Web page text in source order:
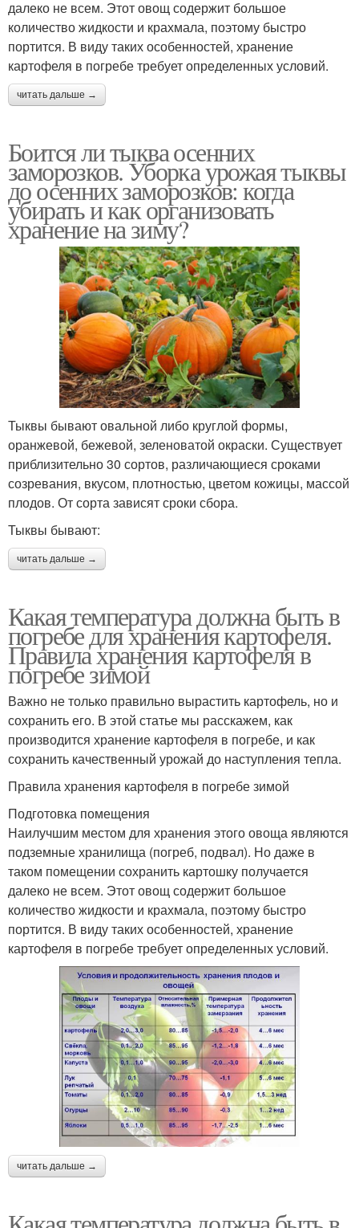
далеко не всем. Этот овощ содержит большое
количество жидкости и крахмала, поэтому быстро
портится. В виду таких особенностей, хранение
картофеля в погребе требует определенных условий.
читать дальше →
Боится ли тыква осенних
заморозков. Уборка урожая тыквы
до осенних заморозков: когда
убирать и как организовать
хранение на зиму?
Тыквы бывают овальной либо круглой формы,
оранжевой, бежевой, зеленоватой окраски. Существует
приблизительно 30 сортов, различающиеся сроками
созревания, вкусом, плотностью, цветом кожицы, массой
плодов. От сорта зависят сроки сбора.
Тыквы бывают:
читать дальше →
Какая температура должна быть в
погребе для хранения картофеля.
Правила хранения картофеля в
погребе зимой
Важно не только правильно вырастить картофель, но и
сохранить его. В этой статье мы расскажем, как
производится хранение картофеля в погребе, и как
сохранить качественный урожай до наступления тепла.
Правила хранения картофеля в погребе зимой
Подготовка помещения
Наилучшим местом для хранения этого овоща являются
подземные хранилища (погреб, подвал). Но даже в
таком помещении сохранить картошку получается
далеко не всем. Этот овощ содержит большое
количество жидкости и крахмала, поэтому быстро
портится. В виду таких особенностей, хранение
картофеля в погребе требует определенных условий.
читать дальше →